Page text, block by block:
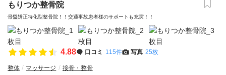
もりつか整骨院
骨盤矯正特化型整骨院！！交通事故患者様のサポートも充実！！
4.88 口コミ 115件 写真 25枚
整体 マッサージ 接骨・整骨